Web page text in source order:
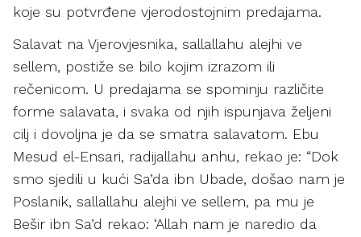
koje su potvrđene vjerodostojnim predajama.
Salavat na Vjerovjesnika, sallallahu alejhi ve
sellem, postiže se bilo kojim izrazom ili
rečenicom. U predajama se spominju različite
forme salavata, i svaka od njih ispunjava željeni
cilj i dovoljna je da se smatra salavatom. Ebu
Mesud el-Ensari, radijallahu anhu, rekao je: “Dok
smo sjedili u kući Sa’da ibn Ubade, došao nam je
Poslanik, sallallahu alejhi ve sellem, pa mu je
Bešir ibn Sa’d rekao: ‘Allah nam je naredio da